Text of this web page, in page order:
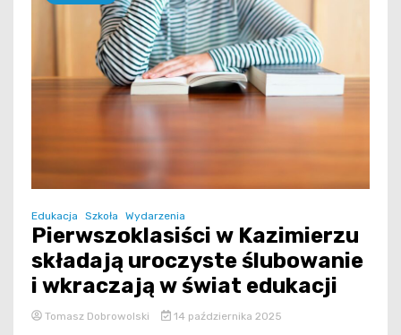
Edukacja Szkoła Wydarzenia
Pierwszoklasiści w Kazimierzu
składają uroczyste ślubowanie
i wkraczają w świat edukacji
Tomasz Dobrowolski 14 października 2025